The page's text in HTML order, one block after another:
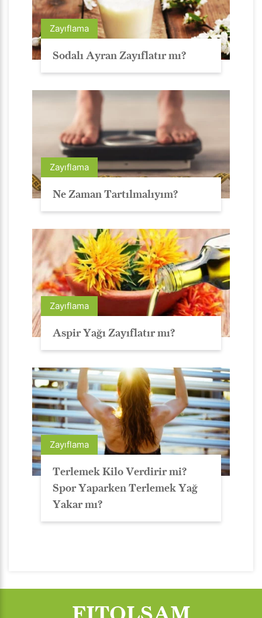
Zayıflama
Sodalı Ayran Zayıflatır mı?
Zayıflama
Ne Zaman Tartılmalıyım?
Zayıflama
Aspir Yağı Zayıflatır mı?
Zayıflama
Terlemek Kilo Verdirir mi?
Spor Yaparken Terlemek Yağ
Yakar mı?